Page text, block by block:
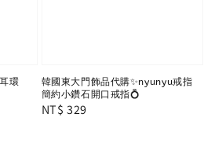
環
韓國東大門飾品代購✨nyunyu戒指
簡約小鑽石開口戒指💍
Regular
NT$ 329